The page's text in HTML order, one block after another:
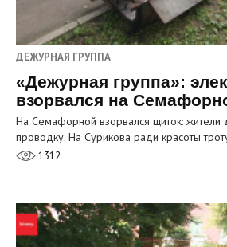
ДЕЖУРНАЯ ГРУППА
«Дежурная группа»:
взорвался на
На Семафорной взорвался щиток: жители
проводку. На Сурикова ради красоты
1312